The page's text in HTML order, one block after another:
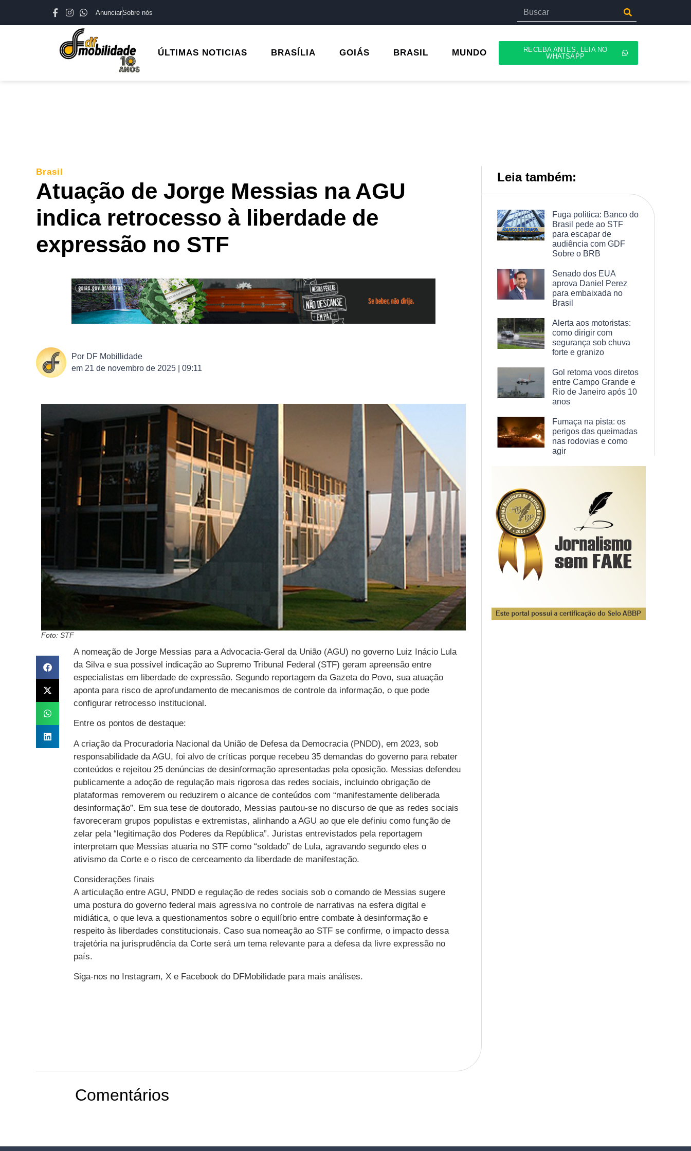
AnunciarSobre nós
ÚLTIMAS NOTICIAS BRASÍLIA GOIÁS BRASIL MUNDO
RECEBA ANTES, LEIA NO
WHATSAPP
Brasil
Atuação de Jorge Messias na AGU
indica retrocesso à liberdade de
expressão no STF
Por DF Mobillidade
em 21 de novembro de 2025 | 09:11
Foto: STF
A nomeação de Jorge Messias para a Advocacia‑Geral da União (AGU) no governo Luiz Inácio Lula
da Silva e sua possível indicação ao Supremo Tribunal Federal (STF) geram apreensão entre
especialistas em liberdade de expressão. Segundo reportagem da Gazeta do Povo, sua atuação
aponta para risco de aprofundamento de mecanismos de controle da informação, o que pode
configurar retrocesso institucional.
Entre os pontos de destaque:
A criação da Procuradoria Nacional da União de Defesa da Democracia (PNDD), em 2023, sob
responsabilidade da AGU, foi alvo de críticas porque recebeu 35 demandas do governo para rebater
conteúdos e rejeitou 25 denúncias de desinformação apresentadas pela oposição. Messias defendeu
publicamente a adoção de regulação mais rigorosa das redes sociais, incluindo obrigação de
plataformas removerem ou reduzirem o alcance de conteúdos com “manifestamente deliberada
desinformação”. Em sua tese de doutorado, Messias pautou-se no discurso de que as redes sociais
favoreceram grupos populistas e extremistas, alinhando a AGU ao que ele definiu como função de
zelar pela “legitimação dos Poderes da República”. Juristas entrevistados pela reportagem
interpretam que Messias atuaria no STF como “soldado” de Lula, agravando segundo eles o
ativismo da Corte e o risco de cerceamento da liberdade de manifestação.
Considerações finais
A articulação entre AGU, PNDD e regulação de redes sociais sob o comando de Messias sugere
uma postura do governo federal mais agressiva no controle de narrativas na esfera digital e
midiática, o que leva a questionamentos sobre o equilíbrio entre combate à desinformação e
respeito às liberdades constitucionais. Caso sua nomeação ao STF se confirme, o impacto dessa
trajetória na jurisprudência da Corte será um tema relevante para a defesa da livre expressão no
país.
Siga-nos no Instagram, X e Facebook do DFMobilidade para mais análises.
Leia também:
Fuga politica: Banco do
Brasil pede ao STF
para escapar de
audiência com GDF
Sobre o BRB
Senado dos EUA
aprova Daniel Perez
para embaixada no
Brasil
Alerta aos motoristas:
como dirigir com
segurança sob chuva
forte e granizo
Gol retoma voos diretos
entre Campo Grande e
Rio de Janeiro após 10
anos
Fumaça na pista: os
perigos das queimadas
nas rodovias e como
agir
Comentários